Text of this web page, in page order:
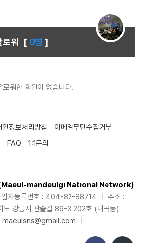
워 [ 0명 ]
로워한 회원이 없습니다.
인정보처리방침
이메일무단수집거부
FAQ
1:1문의
크(Maeul-mandeulgi National Network)
업자등록번호 : 404-82-88714
주소 :
도 강릉시 관솔길 89-3 202호 (내곡동)
maeulsns@gmail.com